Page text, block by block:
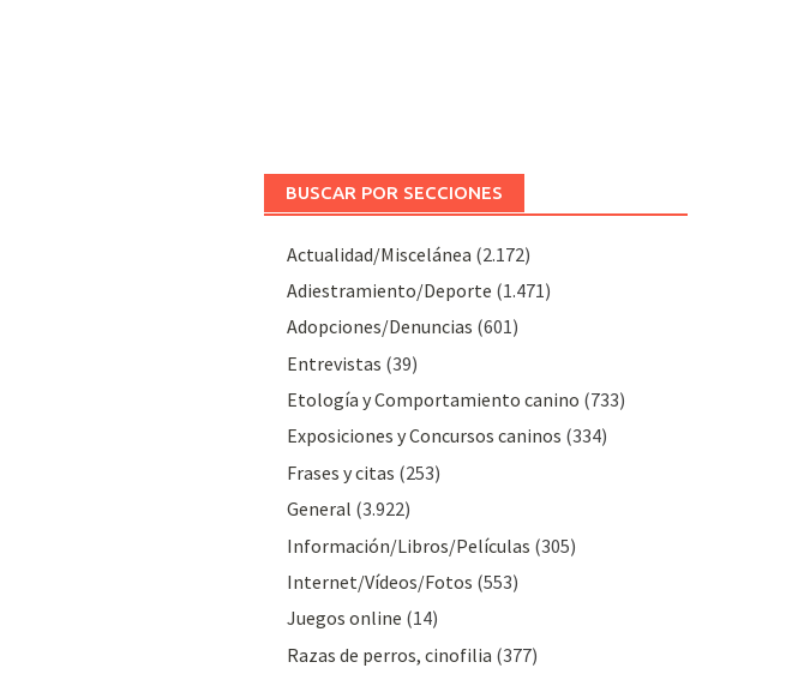
BUSCAR POR SECCIONES
Actualidad/Miscelánea (2.172)
Adiestramiento/Deporte (1.471)
Adopciones/Denuncias (601)
Entrevistas (39)
Etología y Comportamiento canino (733)
Exposiciones y Concursos caninos (334)
Frases y citas (253)
General (3.922)
Información/Libros/Películas (305)
Internet/Vídeos/Fotos (553)
Juegos online (14)
Razas de perros, cinofilia (377)